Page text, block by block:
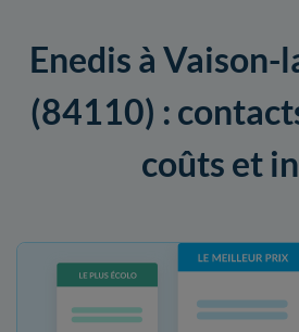
Enedis à Vaison-
(84110) :
coûts et